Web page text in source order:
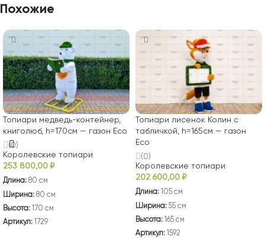
Похожие
Топиари медведь-контейнер,
книголюб, h=170см — газон Eco
(0)
Королевские топиари
253 800,00₽
Длина: 80 см
Ширина: 80 см
Высота: 170 см
Артикул: 1729
Топиари лисенок Колин с
табличкой, h=165см — газон
Eco
(0)
Королевские топиари
202 600,00₽
Длина: 105 см
Ширина: 55 см
Высота: 165 см
Артикул: 1592